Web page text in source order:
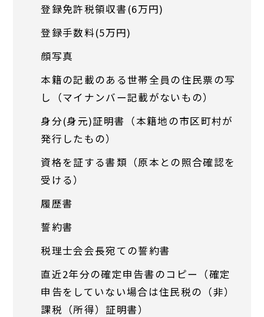
登録免許税領収書(6万円)
登録手数料(5万円)
顔写真
本籍の記載のある世帯全員の住民票の写
し（マイナンバー記載がないもの）
身分(身元)証明書（本籍地の市区町村が
発行したもの）
資格を証する書類（原本との照合確認を
受ける）
履歴書
誓約書
税理士会会長宛ての誓約書
直近2年分の確定申告書のコピー（確定
申告をしていない場合は住民税の（非）
課税（所得）証明書）